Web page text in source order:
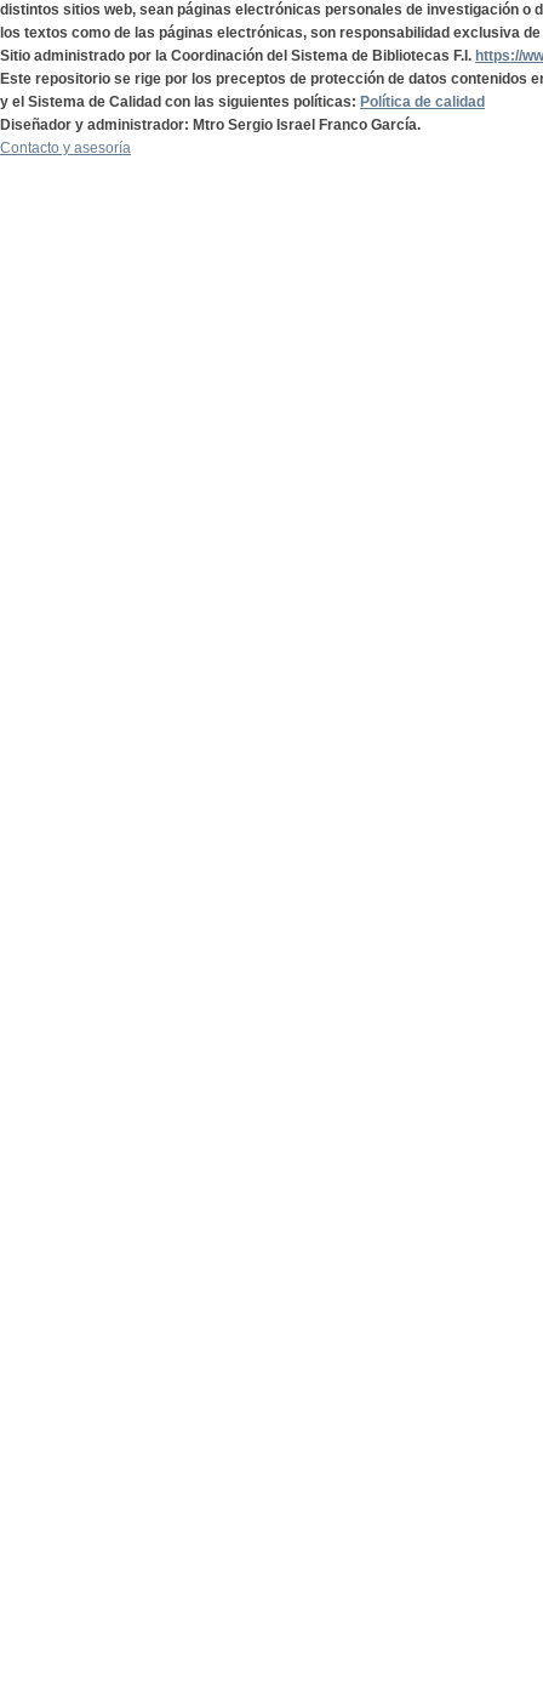
distintos sitios web, sean páginas electrónicas personales de investigación o
los textos como de las páginas electrónicas, son responsabilidad exclusiva
Sitio administrado por la Coordinación del Sistema de Bibliotecas F.I. https://
Este repositorio se rige por los preceptos de protección de datos contenidos
y el Sistema de Calidad con las siguientes políticas: Política de calidad
Diseñador y administrador: Mtro Sergio Israel Franco García.
Contacto y asesoría